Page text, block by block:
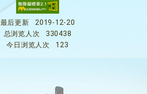
最后更新
2019-12-20
总浏览人次
330438
今日浏览人次
123